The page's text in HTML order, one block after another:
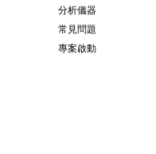
分析儀器
常見問題
專案啟動